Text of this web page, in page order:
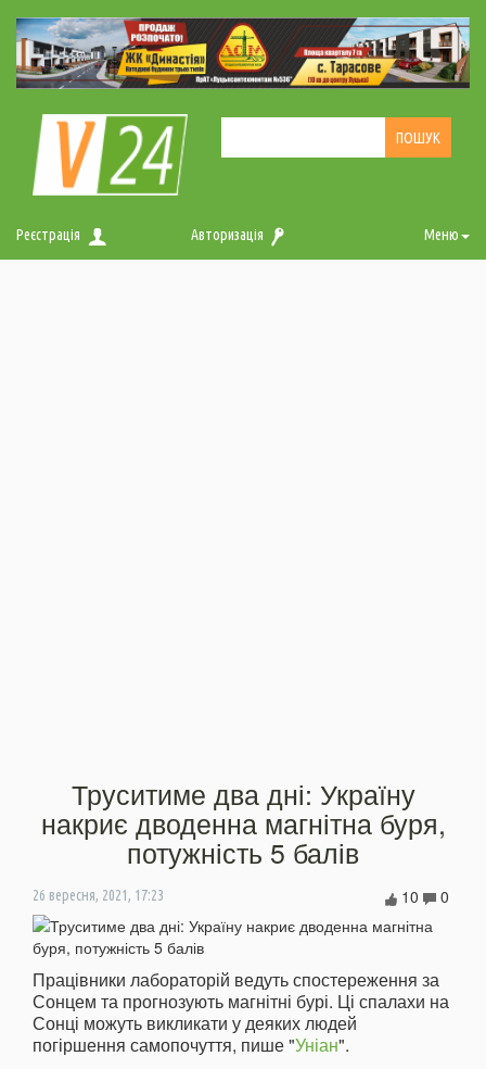
Реєстрація Авторизація Меню
Труситиме два дні: Україну
накриє дводенна магнітна буря,
потужність 5 балів
26 вересня, 2021, 17:23 0
10
Працівники лабораторій ведуть спостереження за
Сонцем та прогнозують магнітні бурі. Ці спалахи на
Сонці можуть викликати у деяких людей
погіршення самопочуття, пише "Уніан".